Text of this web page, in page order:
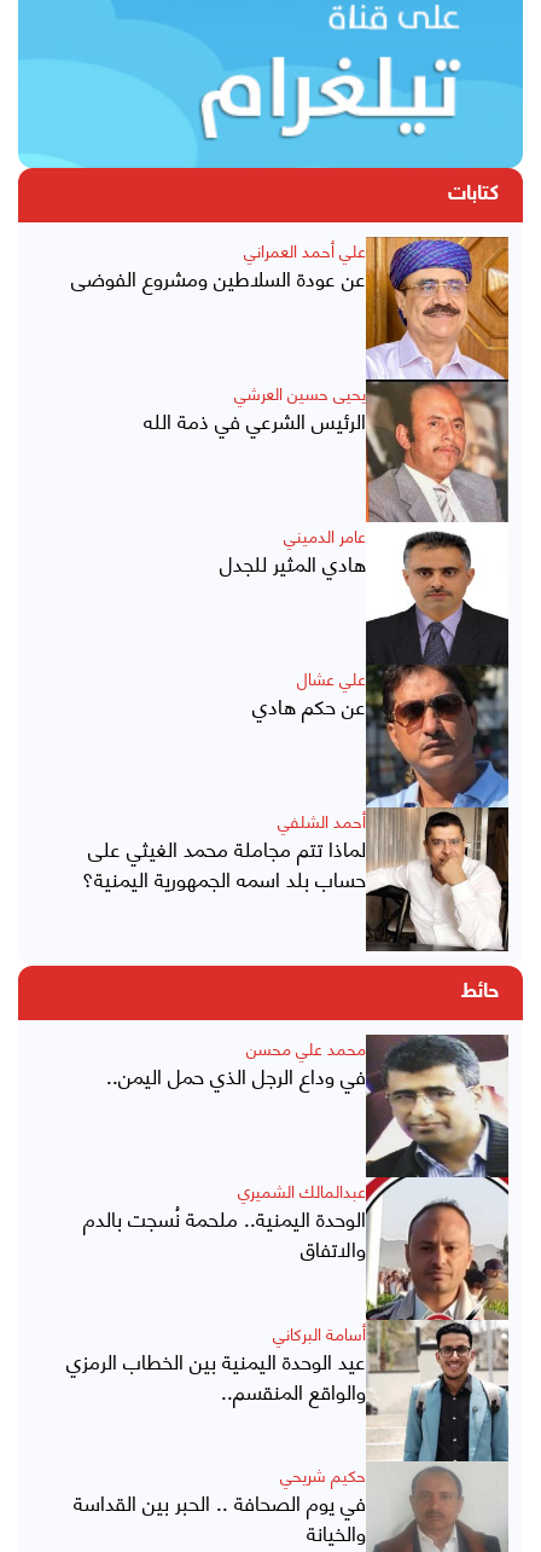
كتابات
علي أحمد العمراني
عن عودة السلاطين ومشروع الفوضى
يحيى حسين العرشي
الرئيس الشرعي في ذمة الله
عامر الدميني
هادي المثير للجدل
علي عشال
عن حكم هادي
أحمد الشلفي
لماذا تتم مجاملة محمد الغيثي على
حساب بلد اسمه الجمهورية اليمنية؟
حائط
محمد علي محسن
في وداع الرجل الذي حمل اليمن..
عبدالمالك الشميري
الوحدة اليمنية.. ملحمة نُسجت بالدم
والاتفاق
أسامة البركاني
عيد الوحدة اليمنية بين الخطاب الرمزي
والواقع المنقسم..
حكيم شريحي
في يوم الصحافة .. الحبر بين القداسة
والخيانة